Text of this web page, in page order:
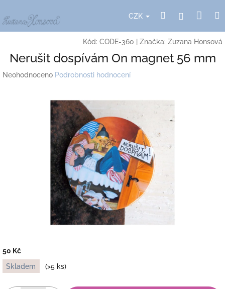
na
obsah
CZK HledatPřihlášení
Kód: CODE-360 Značka: Zuzana Honsová
Nerušit dospívám On magnet 56 mm
Průměrné
Neohodnoceno Podrobnosti hodnocení
50 Kč
Měrná
cena:
Skladem (>5 ks)